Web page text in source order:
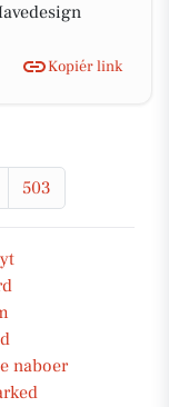
Kopiér link
503
naboer